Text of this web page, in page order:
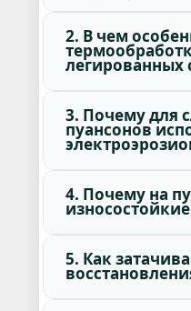
2. В чем
легированных
3. Почему для
пуансонов
4. Почему на
5. Как